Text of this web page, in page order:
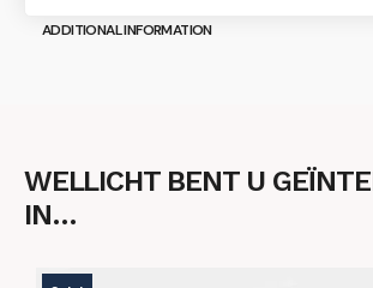
ADDITIONAL INFORMATION
WELLICHT BENT U
IN…